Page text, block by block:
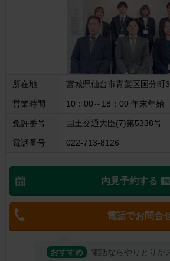
所在地 宮城県仙台市青葉区国分町
営業時間 10：00～18：00 年末年始
免許番号 国土交通大臣(7)第5338号
電話番号 022-713-8126
内見予約する
電話でお問合
おすすめ 電話ならやりとりが